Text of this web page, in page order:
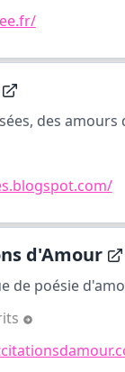
des amours
d'Amour
de poésie